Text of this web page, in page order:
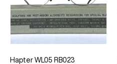
Hapter WL05 RB023